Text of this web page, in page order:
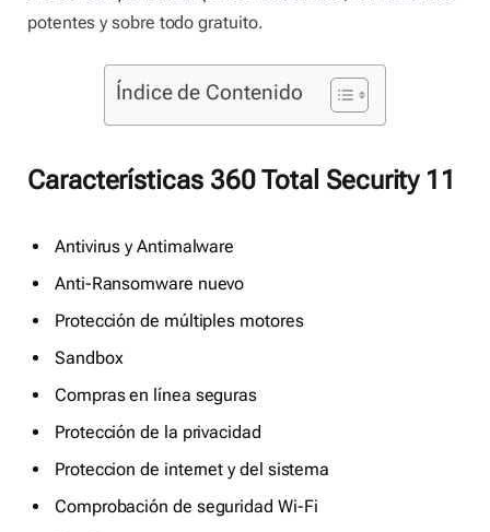
potentes y sobre todo gratuito.
Índice de Contenido
Características 360 Total Security 11
Antivirus y Antimalware
Anti-Ransomware nuevo
Protección de múltiples motores
Sandbox
Compras en línea seguras
Protección de la privacidad
Proteccion de internet y del sistema
Comprobación de seguridad Wi-Fi